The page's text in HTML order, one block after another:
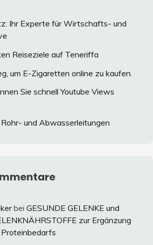
Ihr Experte für Wirtschafts- und
Reiseziele auf Teneriffa
um E-Zigaretten online zu kaufen.
Sie schnell Youtube Views
und Abwasserleitungen
bei GESUNDE GELENKE und
zur Ergänzung